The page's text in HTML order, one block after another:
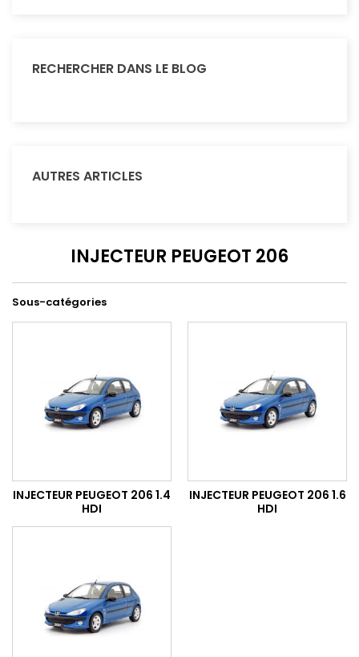
RECHERCHER DANS LE BLOG
AUTRES ARTICLES
INJECTEUR PEUGEOT 206
Sous-catégories
INJECTEUR PEUGEOT 206 1.4
HDI
INJECTEUR PEUGEOT 206 1.6
HDI